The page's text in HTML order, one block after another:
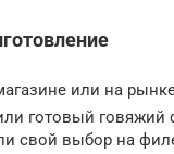
или на
готовый
свой выбор на